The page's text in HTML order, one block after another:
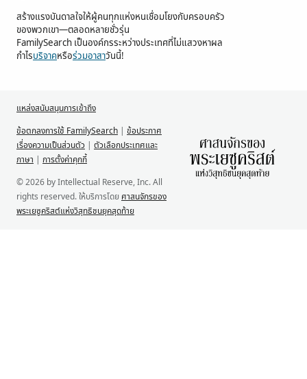
สร้างแรงบันดาลใจให้ผู้คนทุกแห่งหนเชื่อมโยงกับครอบครัว
ของพวกเขา—ตลอดหลายชั่วรุ่น
FamilySearch เป็นองค์กรระหว่างประเทศที่ไม่แสวงหาผล
กำไรบริจาคหรือร่วมอาสาวันนี้!
แหล่งสนับสนุนการเข้าถึง
ข้อตกลงการใช้ FamilySearch
ข้อประกาศ
เรื่องความเป็นส่วนตัว
ตัวเลือกประเทศและ
ภาษา
การตั้งค่าคุกกี้
© 2026 by Intellectual Reserve, Inc. All
rights reserved. ให้บริการโดย ศาสนจักรของ
พระเยซูคริสต์แห่งวิสุทธิชนยุคสุดท้าย